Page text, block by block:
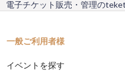
電子チケット販売・管理のteket
一般ご利用者様
イベントを探す